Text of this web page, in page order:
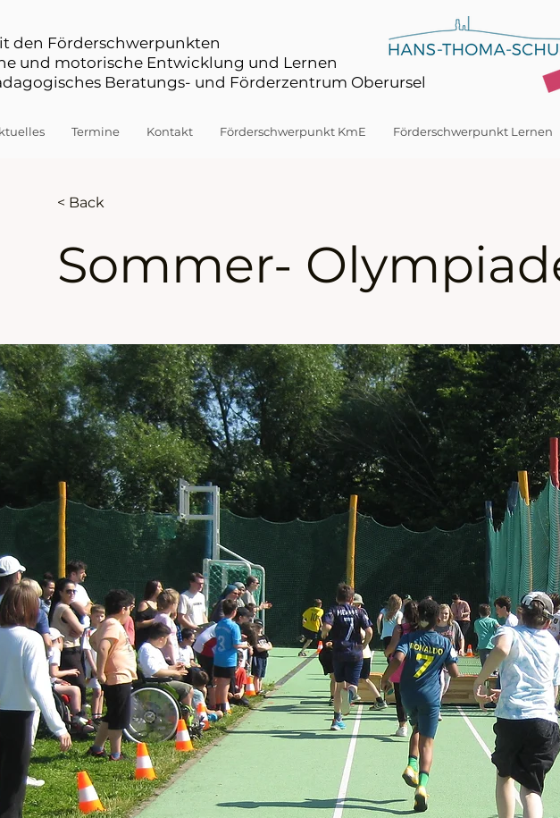
den Förderschwerpunkten
und motorische Entwicklung und Lernen
Beratungs- und Förderzentrum Oberursel
Termine Kontakt Förderschwerpunkt KmE Förderschwerpunkt Lernen
< Back
Sommer-